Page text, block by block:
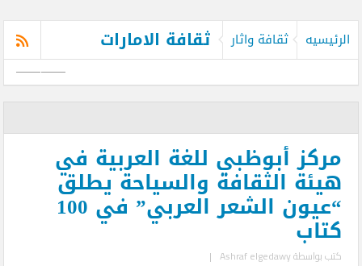
الرئيسيه ثقافة واثار ثقافة الامارات
مركز أبوظبي للغة العربية في
هيئة الثقافة والسياحة يطلق
“عيون الشعر العربي” في 100
كتاب
كتب بواسطةAshraf elgedawy
|